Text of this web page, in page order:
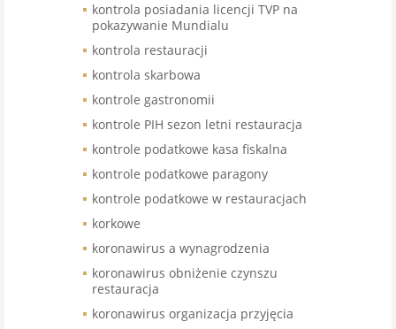
kontrola posiadania licencji TVP na
pokazywanie Mundialu
kontrola restauracji
kontrola skarbowa
kontrole gastronomii
kontrole PIH sezon letni restauracja
kontrole podatkowe kasa fiskalna
kontrole podatkowe paragony
kontrole podatkowe w restauracjach
korkowe
koronawirus a wynagrodzenia
koronawirus obniżenie czynszu
restauracja
koronawirus organizacja przyjęcia